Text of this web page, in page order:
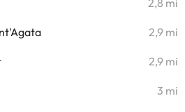
2,8 mi
2,9 mi
2,9 mi
3 mi